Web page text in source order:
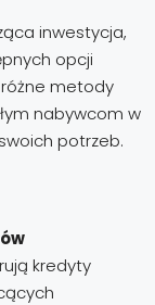
inwestycja,
opcji
metody
nabywcom w
potrzeb.
kredyty